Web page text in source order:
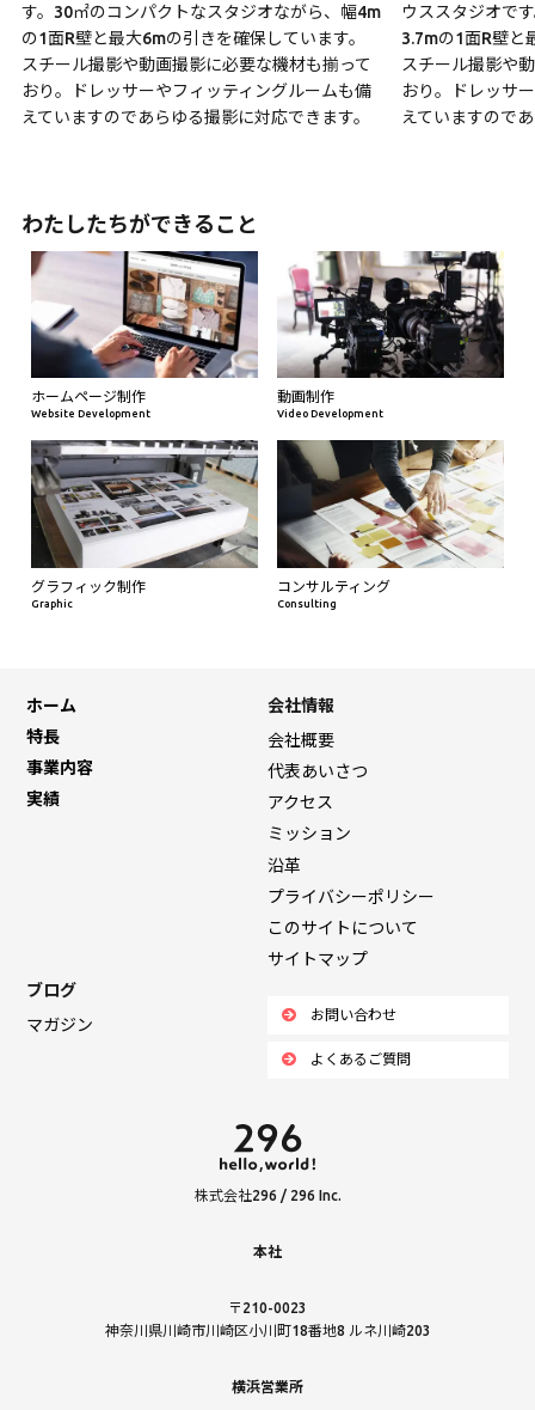
す。30㎡のコンパクトなスタジオながら、幅4m
の1面R壁と最大6mの引きを確保しています。
スチール撮影や動画撮影に必要な機材も揃って
おり。ドレッサーやフィッティングルームも備
えていますのであらゆる撮影に対応できます。
ウススタジオで
3.7mの1面R壁と
スチール撮影や
おり。ドレッサ
えていますので
わたしたちができること
ホームページ制作
Website Development
動画制作
Video Development
グラフィック制作
Graphic
コンサルティング
Consulting
ホーム
特長
事業内容
実績
会社情報
会社概要
代表あいさつ
アクセス
ミッション
沿革
プライバシーポリシー
このサイトについて
サイトマップ
ブログ
マガジン
お問い合わせ
よくあるご質問
株式会社296 / 296 Inc.
本社
〒210-0023
神奈川県川崎市川崎区小川町18番地8 ルネ川崎203
横浜営業所